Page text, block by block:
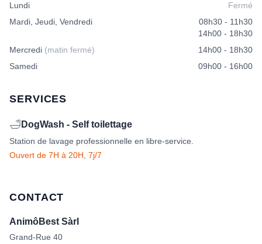
Lundi
Fermé
Mardi, Jeudi, Vendredi
08h30 - 11h30
14h00 - 18h30
Mercredi (matin fermé)
14h00 - 18h30
Samedi
09h00 - 16h00
SERVICES
🛁 DogWash - Self toilettage
Station de lavage professionnelle en libre-service.
Ouvert de 7H à 20H, 7j/7
CONTACT
AnimôBest Sàrl
Grand-Rue 40